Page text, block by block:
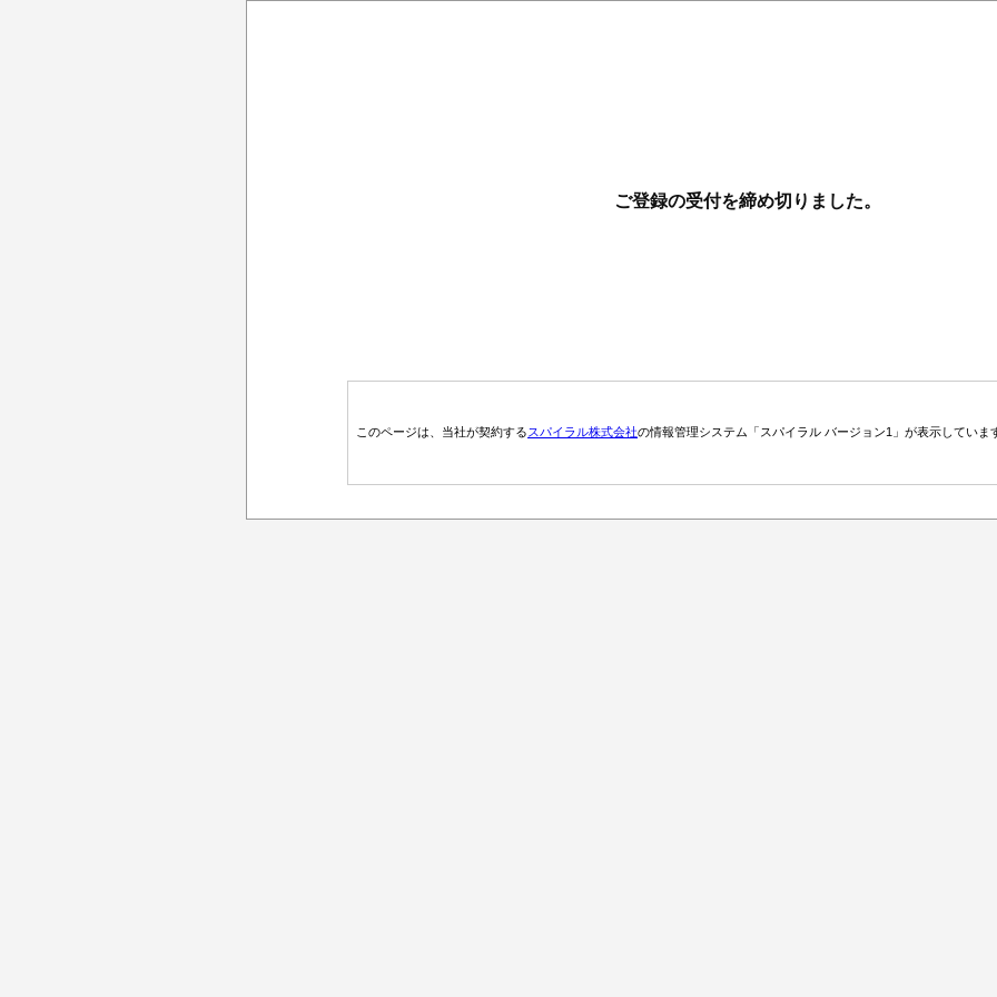
ご登録の受付を締め切りました。
このページは、当社が契約するスパイラル株式会社の情報管理システム「スパイラル バージョン1」が表示していま